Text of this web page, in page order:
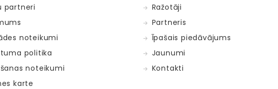
partneri
noteikumi
politika
noteikumi
karte
Ražotāji
Partneris
Īpašais piedāvājums
Jaunumi
Kontakti